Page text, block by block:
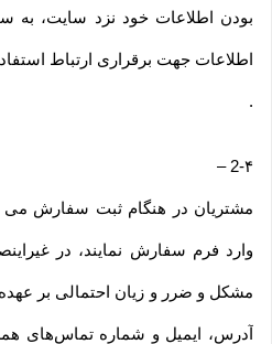
بودن اطلاعات خود نزد سایت، به
اطلاعات جهت برقراری ارتباط
.
2-۴ –
مشتریان در هنگام ثبت سفارش می
وارد فرم سفارش نمایند، در
مشکل و ضرر و زیان احتمالی بر
آدرس، ایمیل و شماره تماس‌های